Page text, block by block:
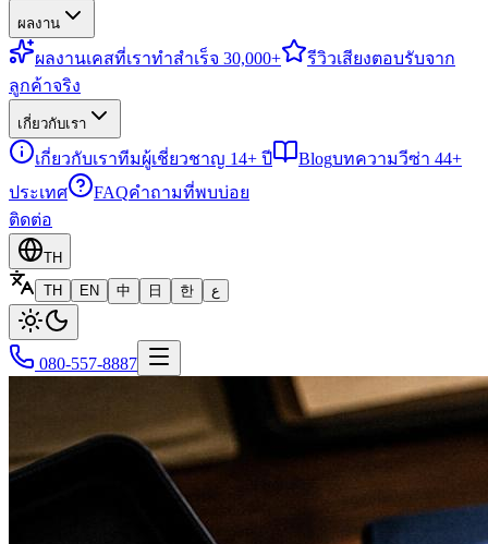
ผลงาน
ผลงานเคสที่เราทำสำเร็จ 30,000+ รีวิวเสียงตอบรับจาก
ลูกค้าจริง
เกี่ยวกับเรา
เกี่ยวกับเราทีมผู้เชี่ยวชาญ 14+ ปี Blogบทความวีซ่า 44+
ประเทศ
FAQคำถามที่พบบ่อย
ติดต่อ
TH
TH
EN 中 日 한 ع
080-557-8887